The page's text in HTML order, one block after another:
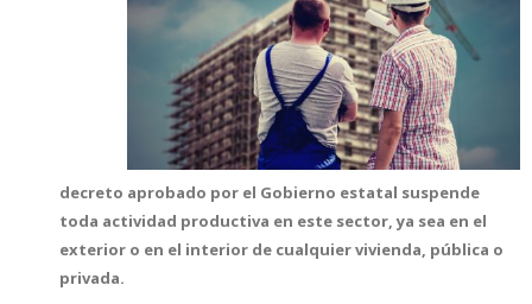
decreto aprobado por el Gobierno estatal suspende
toda actividad productiva en este sector, ya sea en el
exterior o en el interior de cualquier vivienda, pública o
privada.